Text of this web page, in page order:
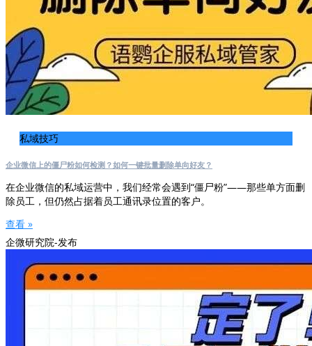
私域技巧
企业微信上的僵尸粉如何检测？如何一键批量删除单向好友？
在企业微信的私域运营中，我们经常会遇到“僵尸粉”——那些单方面删
除员工，但仍然占据着员工通讯录位置的客户。
查看 »
企微研究院-发布